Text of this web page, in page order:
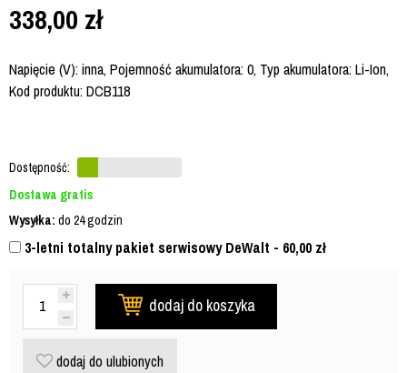
338,00 zł
Napięcie (V): inna, Pojemność akumulatora: 0, Typ akumulatora: Li-Ion,
Kod produktu: DCB118
Dostępność:
Dostawa gratis
Wysyłka: do 24 godzin
3-letni totalny pakiet serwisowy DeWalt - 60,00 zł
dodaj do koszyka
dodaj do ulubionych